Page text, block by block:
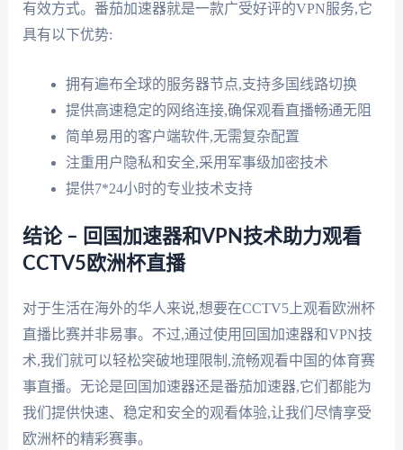
有效方式。番茄加速器就是一款广受好评的VPN服务,它
具有以下优势:
拥有遍布全球的服务器节点,支持多国线路切换
提供高速稳定的网络连接,确保观看直播畅通无阻
简单易用的客户端软件,无需复杂配置
注重用户隐私和安全,采用军事级加密技术
提供7*24小时的专业技术支持
结论 – 回国加速器和VPN技术助力观看
CCTV5欧洲杯直播
对于生活在海外的华人来说,想要在CCTV5上观看欧洲杯
直播比赛并非易事。不过,通过使用回国加速器和VPN技
术,我们就可以轻松突破地理限制,流畅观看中国的体育赛
事直播。无论是回国加速器还是番茄加速器,它们都能为
我们提供快速、稳定和安全的观看体验,让我们尽情享受
欧洲杯的精彩赛事。